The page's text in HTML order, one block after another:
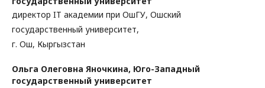
директор IT академии при ОшГУ, Ошский
государственный университет,
г. Ош, Кыргызстан
Ольга Олеговна Яночкина, Юго-Западный
государственный университет